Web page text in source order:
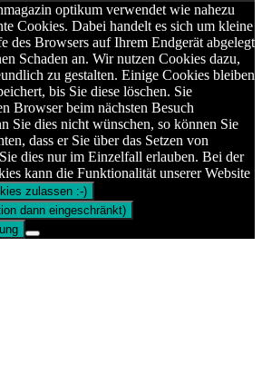
optikum verwendet wie nahezu
Cookies. Dabei handelt es sich um kleine
des Browsers auf Ihrem Endgerät abgelegt
Schaden an. Wir nutzen Cookies dazu,
zu gestalten. Einige Cookies bleiben
bis Sie diese löschen. Sie
Browser beim nächsten Besuch
Sie dies nicht wünschen, so können Sie
dass er Sie über das Setzen von
dies nur im Einzelfall erlauben. Bei der
kann die Funktionalität unserer Website
zulassen :-)
dann eingeschränkt)